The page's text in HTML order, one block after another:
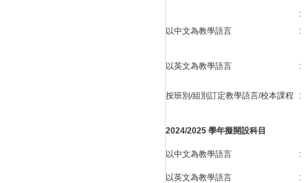
:
以中文為教學語言
:
以英文為教學語言 :
按班別/組別訂定教學語言/校本課程 :
2024/2025 學年擬開設科目
以中文為教學語言 :
以英文為教學語言 :